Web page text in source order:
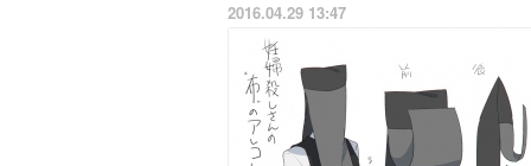
2016.04.29 13:47